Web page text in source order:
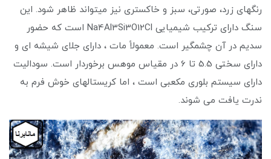
رنگهای زرد، صورتی، سبز و خاکستری نیز میتواند ظاهر شود. این
سنگ دارای ترکیب شیمیایی Na4Al3Si3O12Cl است که حضور
سدیم در آن چشمگیر است. معمولاً مات ، دارای جلای شیشه ای و
دارای سختی 5.5 تا 6 در مقیاس موهس برخوردار است. سودالیت
دارای سیستم بلوری مکعبی است ، اما کریستالهای خوش فرم به
ندرت یافت می شوند.